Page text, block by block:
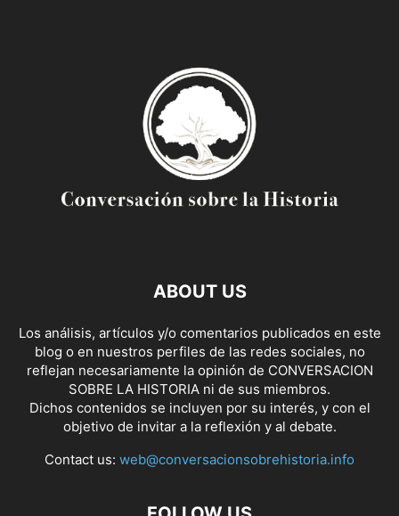
ABOUT US
Los análisis, artículos y/o comentarios publicados en este
blog o en nuestros perfiles de las redes sociales, no
reflejan necesariamente la opinión de CONVERSACION
SOBRE LA HISTORIA ni de sus miembros.
Dichos contenidos se incluyen por su interés, y con el
objetivo de invitar a la reflexión y al debate.
Contact us: web@conversacionsobrehistoria.info